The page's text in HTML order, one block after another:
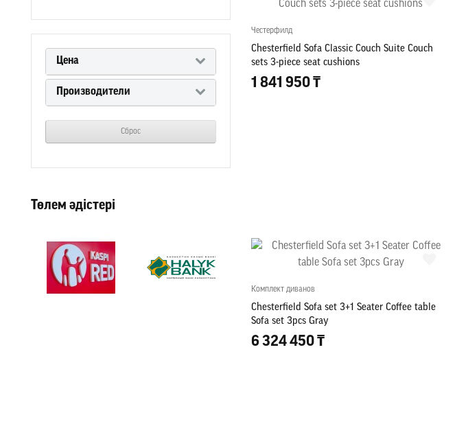
Цена
Производители
Сброс
Төлем әдістері
Честерфилд
Chesterfield Sofa Classic Couch Suite Couch
sets 3-piece seat cushions
1 841 950 ₸
Комплект диванов
Chesterfield Sofa set 3+1 Seater Coffee table
Sofa set 3pcs Gray
6 324 450 ₸